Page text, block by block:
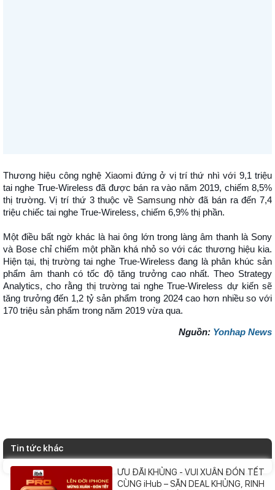
Thương hiệu công nghệ Xiaomiđứng ở vị trí thứ nhì với 9,1 triệu
tai nghe True-Wireless đã được bán ra vào năm 2019, chiếm 8,5%
thị trường. Vị trí thứ 3 thuộc về Samsungnhờ đã bán ra đến 7,4
triệu chiếc tai nghe True-Wireless, chiếm 6,9% thị phần.
Một điều bất ngờ khác là hai ông lớn trong làng âm thanh là Sony
và Bose chỉ chiếm một phần khá nhỏ so với các thương hiệu kia.
Hiện tại, thị trường tai nghe True-Wireless đang là phân khúc sản
phẩm âm thanh có tốc độ tăng trưởng cao nhất. Theo Strategy
Analytics, cho rằng thị trường tai nghe True-Wireless dự kiến sẽ
tăng trưởng đến 1,2 tỷ sản phẩm trong 2024 cao hơn nhiều so với
170 triệu sản phẩm trong năm 2019 vừa qua.
Nguồn: Yonhap News
Tin tức khác
ƯU ĐÃI KHỦNG - VUI XUÂN ĐÓN TẾT
CÙNG iHub – SĂN DEAL KHỦNG, RINH